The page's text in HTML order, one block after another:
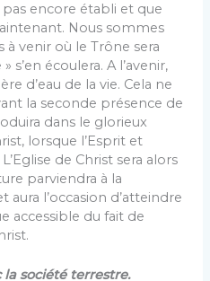
pas encore établi et que
Nous sommes
à venir où le Trône sera
s’en écoulera. A l’avenir,
d’eau de la vie. Cela ne
la seconde présence de
dans le glorieux
lorsque l’Esprit et
de Christ sera alors
parviendra à la
aura l’occasion d’atteindre
accessible du fait de
la société terrestre.